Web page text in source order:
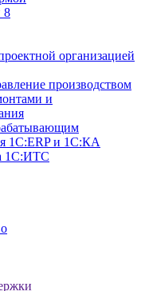
8
организацией
производством
и
1С:ERP и 1С:КА
1С:ИТС